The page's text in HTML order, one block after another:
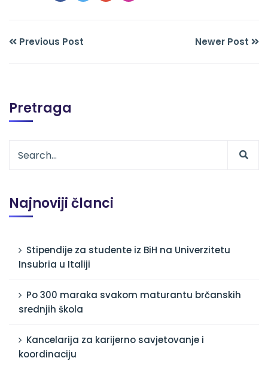
Previous Post Newer Post
Pretraga
Najnoviji članci
Stipendije za studente iz BiH na Univerzitetu
Insubria u Italiji
Po 300 maraka svakom maturantu brčanskih
srednjih škola
Kancelarija za karijerno savjetovanje i
koordinaciju